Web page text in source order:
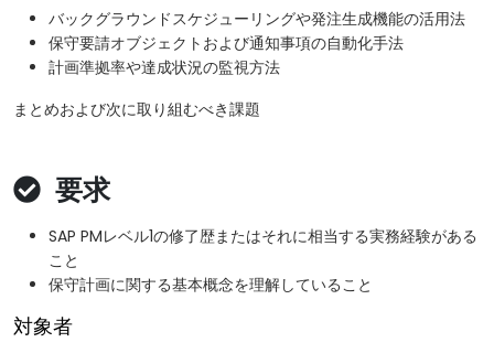
バックグラウンドスケジューリングや発注生成機能の活用法
保守要請オブジェクトおよび通知事項の自動化手法
計画準拠率や達成状況の監視方法
まとめおよび次に取り組むべき課題
要求
SAP PMレベル1の修了歴またはそれに相当する実務経験がある
こと
保守計画に関する基本概念を理解していること
対象者